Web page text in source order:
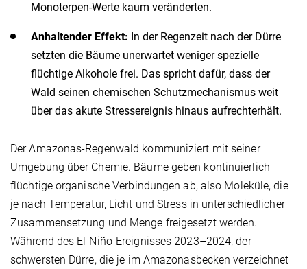
Monoterpen-Werte kaum veränderten.
Anhaltender Effekt: In der Regenzeit nach der Dürre
setzten die Bäume unerwartet weniger spezielle
flüchtige Alkohole frei. Das spricht dafür, dass der
Wald seinen chemischen Schutzmechanismus weit
über das akute Stressereignis hinaus aufrechterhält.
Der Amazonas-Regenwald kommuniziert mit seiner
Umgebung über Chemie. Bäume geben kontinuierlich
flüchtige organische Verbindungen ab, also Moleküle, die
je nach Temperatur, Licht und Stress in unterschiedlicher
Zusammensetzung und Menge freigesetzt werden.
Während des El-Niño-Ereignisses 2023–2024, der
schwersten Dürre, die je im Amazonasbecken verzeichnet